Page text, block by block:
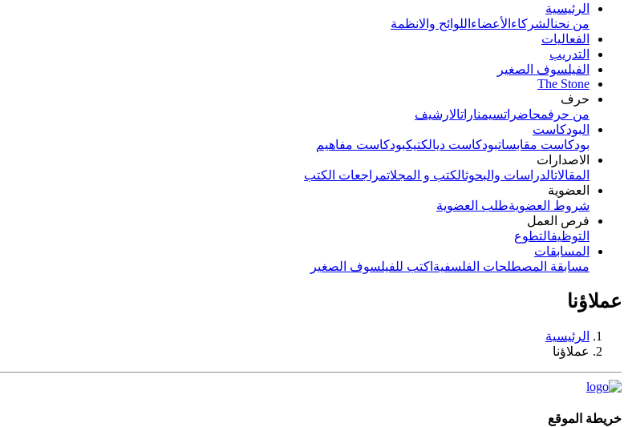
الرئيسية
من نحنالشركاء الأعضاء اللوائح والانظمة
الفعاليات
التدريب
الفيلسوف الصغير
The Stone
حرف
من حرفمحاضراتسيمناراتالارشيف
البودكاست
بودكاست مقابساتبودكاست ديالكتيكبودكاست مفاهيم
الاصدارات
المقالاتالدراسات والبحوثالكتب و المجلاتمراجعات الكتب
العضوية
شروط العضويةطلب العضوية
فرص العمل
التوظيفالتطوع
المسابقات
مسابقة المصطلحات الفلسفية اكتب للفيلسوف الصغير
عملاؤنا
الرئيسية
عملاؤنا
خريطة الموقع